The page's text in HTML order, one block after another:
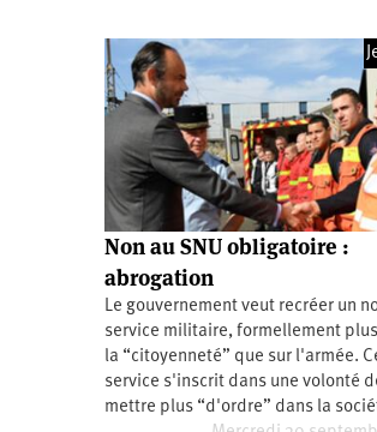
département
Non au SNU obligatoire :
abrogation
Le gouvernement veut recréer un
service militaire, formellement
la “citoyenneté” que sur l'armée.
service s'inscrit dans une volonté
mettre plus “d'ordre” dans la